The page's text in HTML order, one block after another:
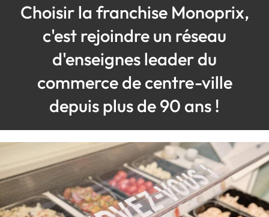
Choisir la franchise Monoprix,
c'est rejoindre un réseau
d'enseignes leader du
commerce de centre-ville
depuis plus de 90 ans !